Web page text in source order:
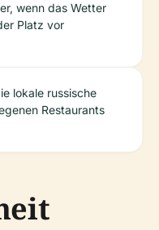
wenn das Wetter
Platz vor
lokale russische
Restaurants